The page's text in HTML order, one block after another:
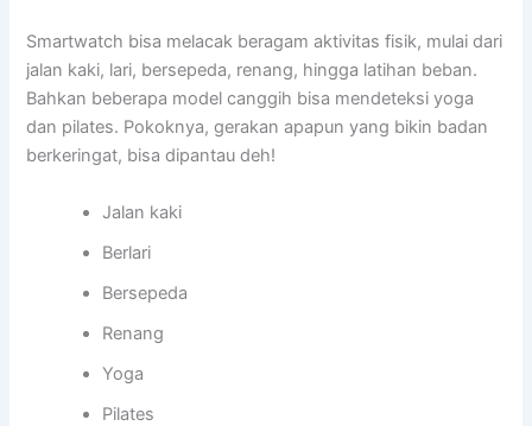
Smartwatch bisa melacak beragam aktivitas fisik, mulai dari
jalan kaki, lari, bersepeda, renang, hingga latihan beban.
Bahkan beberapa model canggih bisa mendeteksi yoga
dan pilates. Pokoknya, gerakan apapun yang bikin badan
berkeringat, bisa dipantau deh!
Jalan kaki
Berlari
Bersepeda
Renang
Yoga
Pilates